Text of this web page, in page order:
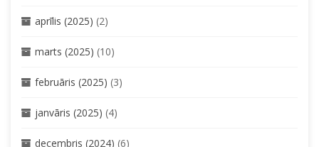
aprīlis (2025) (2)
marts (2025) (10)
februāris (2025) (3)
janvāris (2025) (4)
decembris (2024) (6)